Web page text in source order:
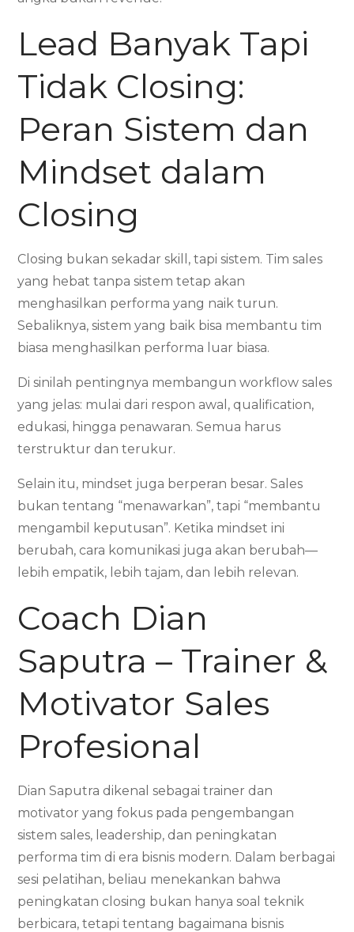
Lead Banyak Tapi
Tidak Closing:
Peran Sistem dan
Mindset dalam
Closing
Closing bukan sekadar skill, tapi sistem. Tim sales
yang hebat tanpa sistem tetap akan
menghasilkan performa yang naik turun.
Sebaliknya, sistem yang baik bisa membantu tim
biasa menghasilkan performa luar biasa.
Di sinilah pentingnya membangun workflow sales
yang jelas: mulai dari respon awal, qualification,
edukasi, hingga penawaran. Semua harus
terstruktur dan terukur.
Selain itu, mindset juga berperan besar. Sales
bukan tentang “menawarkan”, tapi “membantu
mengambil keputusan”. Ketika mindset ini
berubah, cara komunikasi juga akan berubah—
lebih empatik, lebih tajam, dan lebih relevan.
Coach Dian
Saputra – Trainer &
Motivator Sales
Profesional
Dian Saputra dikenal sebagai trainer dan
motivator yang fokus pada pengembangan
sistem sales, leadership, dan peningkatan
performa tim di era bisnis modern. Dalam berbagai
sesi pelatihan, beliau menekankan bahwa
peningkatan closing bukan hanya soal teknik
berbicara, tetapi tentang bagaimana bisnis